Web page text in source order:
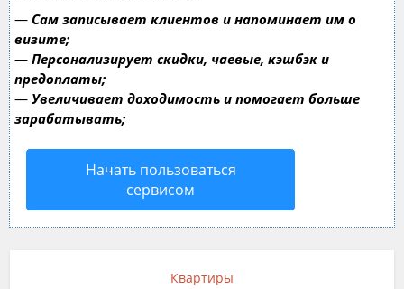
— Сам записывает клиентов и напоминает им о
визите;
— Персонализирует скидки, чаевые, кэшбэк и
предоплаты;
— Увеличивает доходимость и помогает больше
зарабатывать;
Начать пользоваться
сервисом
Квартиры